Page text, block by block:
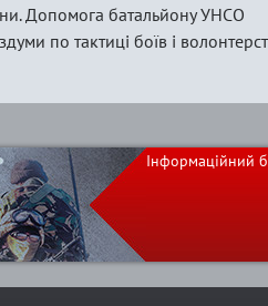
Допомога батальйону УНСО
по тактиці боïв і
Інформаційний